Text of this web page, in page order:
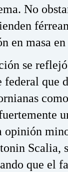
No
en masa
se
federal que
opinión
Scalia,
que el